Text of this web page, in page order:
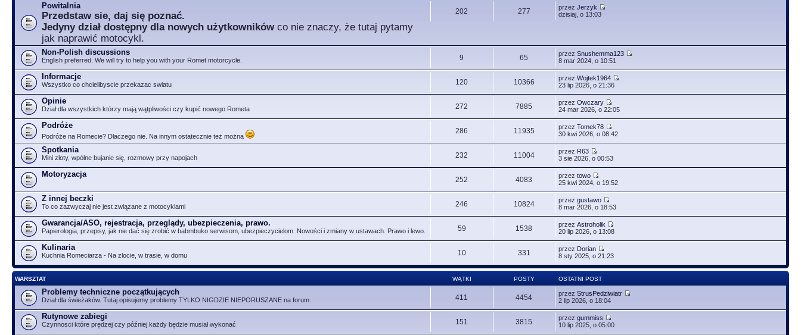
Powitalnia
Przedstaw sie, daj się poznać.
Jedyny dział dostępny dla nowych użytkowników co nie znaczy, że tutaj pytamy
jak naprawić motocykl.
202 277 przezJerzyk
dzisiaj, o 13:03
Non-Polish discussions
English preferred. We will try to help you with your Romet motorcycle. 9 65 przezSnushemma123
8 mar 2024, o 10:51
Informacje
Wszystko co chcielibyscie przekazac swiatu 120 10366 przezWojtek1964
23 lip 2026, o 21:36
Opinie
Dział dla wszystkich którzy mają wątpliwości czy kupić nowego Rometa 272 7885 przezOwczary
24 mar 2026, o 22:05
Podróże
Podróże na Romecie? Dlaczego nie. Na innym ostatecznie też można
286 11935 przezTomek78
30 kwi 2026, o 08:42
Spotkania
Mini zloty, wpólne bujanie się, rozmowy przy napojach 232 11004 przez R63
3 sie 2026, o 00:53
Motoryzacja
252 4083 przeztowo
25 kwi 2024, o 19:52
Z innej beczki
To co zazwyczaj nie jest związane z motocyklami 246 10824 przezgustawo
8 mar 2026, o 18:53
Gwarancja/ASO, rejestracja, przeglądy, ubezpieczenia, prawo.
Papierologia, przepisy, jak nie dać się zrobić w babmbuko serwisom, ubezpieczycielom. Nowości i zmiany w ustawach. Prawo i lewo. 59 1538 przezAstroholik
20 lip 2026, o 13:08
Kulinaria
Kuchnia Romeciarza - Na zlocie, w trasie, w domu 10 331 przez Dorian
8 sty 2025, o 21:23
WARSZTAT WĄTKI POSTY OSTATNI POST
Problemy techniczne początkujących
Dział dla świeżaków. Tutaj opisujemy problemy TYLKO NIGDZIE NIEPORUSZANE na forum. 411 4454 przezStrusPedziwiatr
2 lip 2026, o 18:04
Rutynowe zabiegi
Czynnosci które prędzej czy później każdy będzie musiał wykonać 151 3815 przezgummiss
10 lip 2025, o 05:00